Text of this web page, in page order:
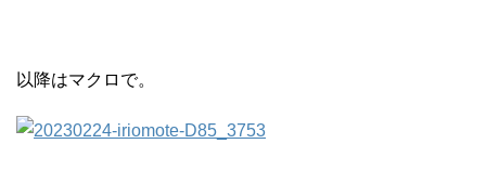
以降はマクロで。